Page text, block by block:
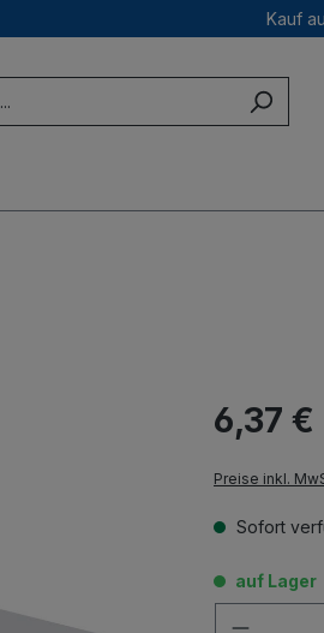
Kauf
6,37 €
Preise inkl.
Sofort
auf Lager